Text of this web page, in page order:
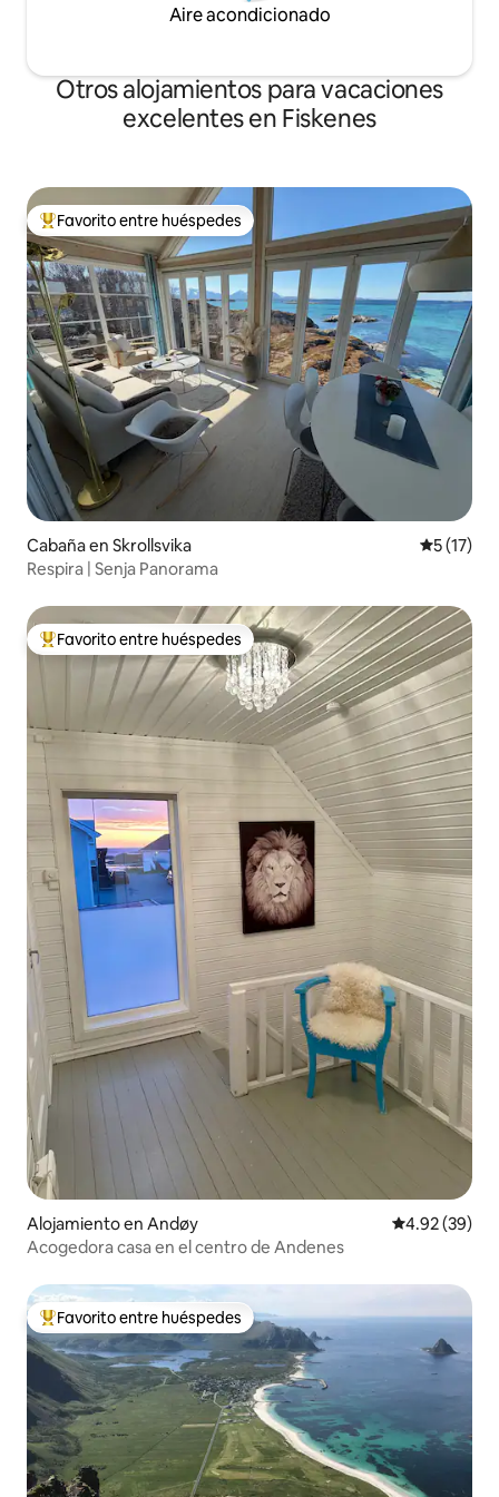
Aire acondicionado
Otros alojamientos para vacaciones
excelentes en Fiskenes
Favorito entre huéspedes preferido
Favorito entre huéspedes
Cabaña en Skrollsvika
5 (17)
Respira | Senja Panorama
Favorito entre huéspedes preferido
Favorito entre huéspedes
Alojamiento en Andøy Calificación
4.92 (39)
Acogedora casa en el centro de Andenes
Favorito entre huéspedes preferido
Favorito entre huéspedes